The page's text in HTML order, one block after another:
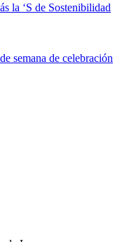
la ‘S de Sostenibilidad
semana de celebración